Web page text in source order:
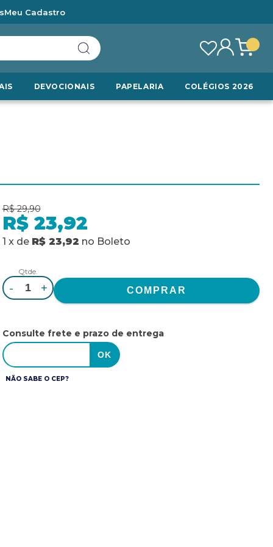
Meu Cadastro
DEVOCIONAIS PAPELARIA COLÉGIOS 2026
R$ 29,90
R$ 23,92
1 x de R$ 23,92 no Boleto
Qtde.
- +
Consulte frete e prazo de entrega
NÃO SABE O CEP?